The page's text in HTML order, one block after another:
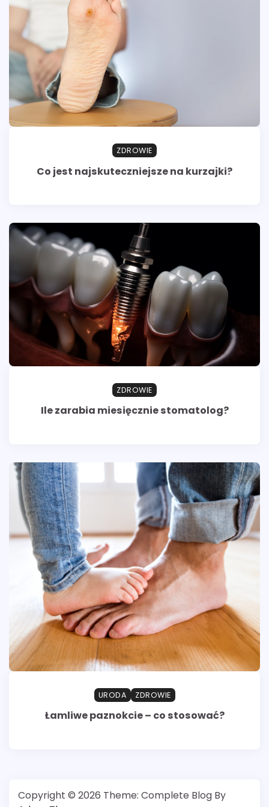
ZDROWIE
Co jest najskuteczniejsze na kurzajki?
ZDROWIE
Ile zarabia miesięcznie stomatolog?
URODA ZDROWIE
Łamliwe paznokcie – co stosować?
Copyright © 2026 Theme: Complete Blog By